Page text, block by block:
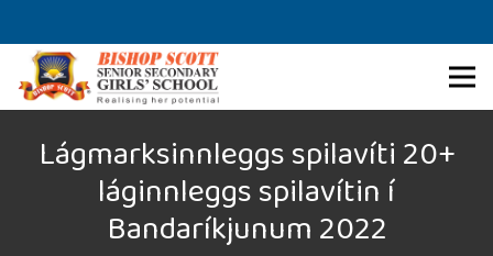
Lágmarksinnleggs spilavíti 20+
láginnleggs spilavítin í
Bandaríkjunum 2022